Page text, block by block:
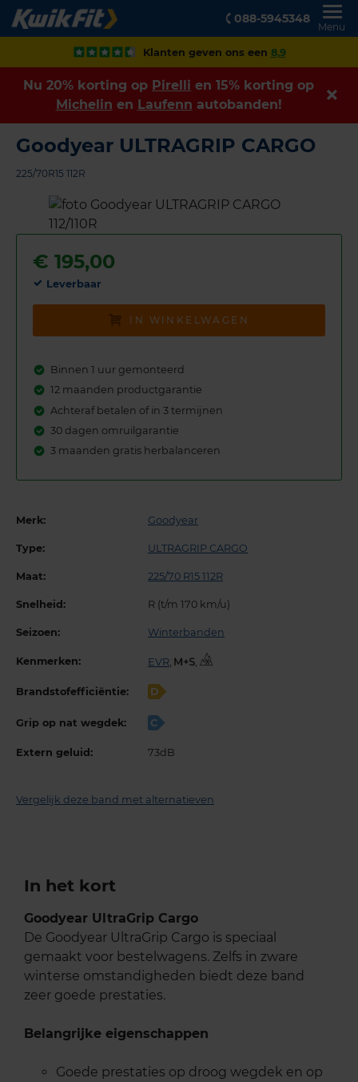
088-5945348
Menu
Klanten geven ons een 8,9
Nu 20% korting op Pirelli en 15% korting op
Michelin en Laufenn autobanden!
Goodyear ULTRAGRIP CARGO
225/70R15 112R
€ 195,00
Leverbaar
IN WINKELWAGEN
Binnen 1 uur gemonteerd
12 maanden productgarantie
Achteraf betalen of in 3 termijnen
30 dagen omruilgarantie
3 maanden gratis herbalanceren
Merk: Goodyear
Type: ULTRAGRIP CARGO
Maat: 225/70 R15 112R
Snelheid: R (t/m 170 km/u)
Seizoen: Winterbanden
Kenmerken: EVR ,
Brandstofefficiëntie: D
Grip op nat wegdek: C
Extern geluid: 73dB
Vergelijk deze band met alternatieven
In het kort
Goodyear UltraGrip Cargo
De Goodyear UltraGrip Cargo is speciaal
gemaakt voor bestelwagens. Zelfs in zware
winterse omstandigheden biedt deze band
zeer goede prestaties.
Belangrijke eigenschappen
Goede prestaties op droog wegdek en op